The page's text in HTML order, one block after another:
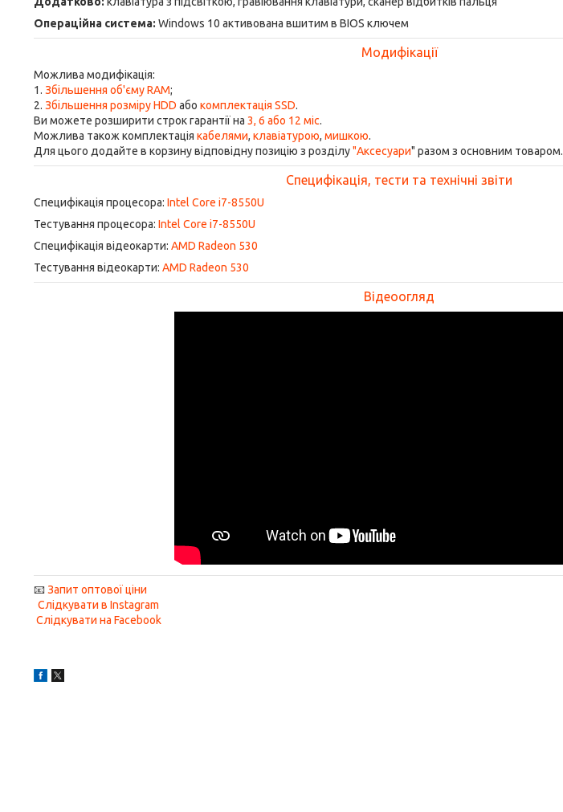
Операційна система: Windows 10 активована вшитим в BIOS ключем
Модифікації
Можлива модифікація:
1. Збільшення об'єму RAM;
2. Збільшення розміру HDD або комплектація SSD.
Ви можете розширити строк гарантії на 3, 6 або 12 міс.
Можлива також комплектація кабелями, клавіатурою, мишкою.
Для цього додайте в корзину відповідну позицію з розділу"Аксесуари" разом з основним товаром.
Специфікація, тести та технічні звіти
Специфікація процесора: Intel Core i7-8550U
Тестування процесора: Intel Core i7-8550U
Специфікація відеокарти: AMD Radeon 530
Тестування відеокарти: AMD Radeon 530
Відеоогляд
📧Запит оптової ціни
Слідкувати в Instagram
Слідкувати на Facebook